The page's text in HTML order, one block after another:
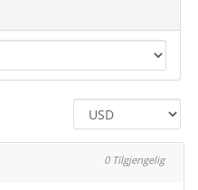
0 Tilgjengelig